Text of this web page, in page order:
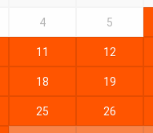
4 5
11 12
18 19
25 26